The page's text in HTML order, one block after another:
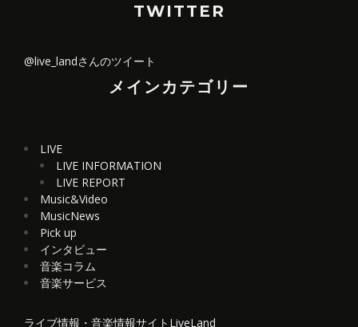
TWITTER
@live_landさんのツイート
メインカテゴリー
LIVE
LIVE INFORMATION
LIVE REPORT
Music&Video
MusicNews
Pick up
インタビュー
音楽コラム
音楽サービス
ライブ情報・音楽情報サイトLiveLand